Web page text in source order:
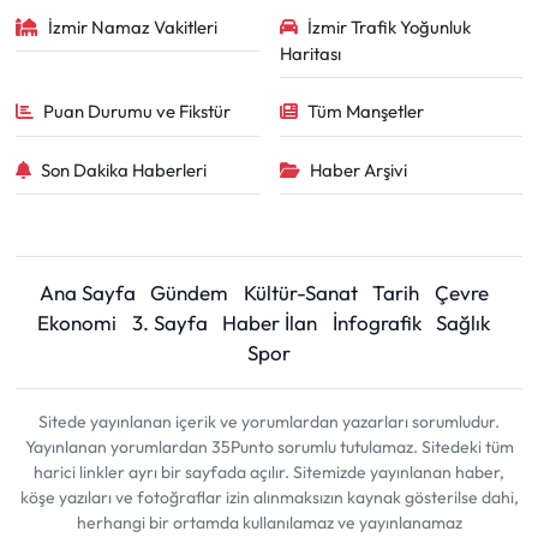
İzmir Namaz Vakitleri
İzmir Trafik Yoğunluk
Haritası
Puan Durumu ve Fikstür Tüm Manşetler
Son Dakika Haberleri Haber Arşivi
Ana Sayfa Gündem Kültür-Sanat Tarih
Çevre
Ekonomi
3. Sayfa Haber İlan İnfografik Sağlık
Spor
Sitede yayınlanan içerik ve yorumlardan yazarları sorumludur.
Yayınlanan yorumlardan 35Punto sorumlu tutulamaz. Sitedeki tüm
harici linkler ayrı bir sayfada açılır. Sitemizde yayınlanan haber,
köşe yazıları ve fotoğraflar izin alınmaksızın kaynak gösterilse dahi,
herhangi bir ortamda kullanılamaz ve yayınlanamaz